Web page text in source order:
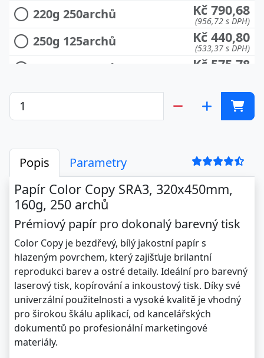
220g 250archů Kč 790,68
(956,72 s DPH)
250g 125archů Kč 440,80
(533,37 s DPH)
280g 150archů Kč 575,78
300g 125archů Kč 486,49
(588,65 s DPH)
350g 125archů Kč 525,78
400g 125archů (646,14 s DPH)
Popis Parametry
Papír Color Copy SRA3, 320x450mm,
160g, 250 archů
Prémiový papír pro dokonalý barevný tisk
Color Copy je bezdřevý, bílý jakostní papír s
hlazeným povrchem, který zajišťuje brilantní
reprodukci barev a ostré detaily. Ideální pro barevný
laserový tisk, kopírování a inkoustový tisk. Díky své
univerzální použitelnosti a vysoké kvalitě je vhodný
pro širokou škálu aplikací, od kancelářských
dokumentů po profesionální marketingové
materiály.